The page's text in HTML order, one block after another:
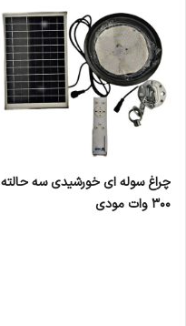
چراغ سوله ای خورشیدی سه حالته
300 وات مودی